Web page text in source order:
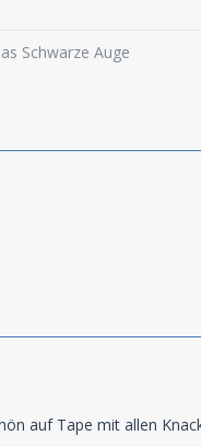
Schwarze Auge
auf Tape mit allen